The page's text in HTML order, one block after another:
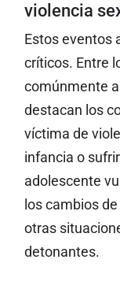
violencia
Estos eventos
críticos. Entre
comúnmente
destacan los
víctima de
infancia o
adolescente
los cambios
otras
detonantes.